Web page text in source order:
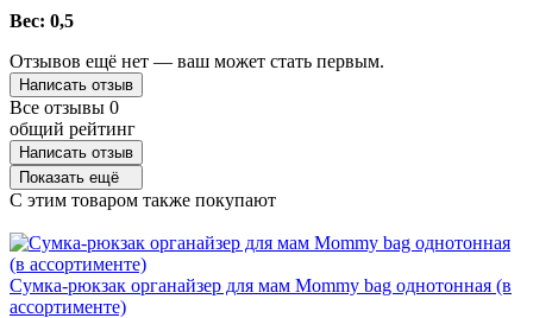
Вес: 0,5
Отзывов ещё нет — ваш может стать первым.
Написать отзыв
Все отзывы 0
общий рейтинг
Написать отзыв
Показать ещё
C этим товаром также покупают
Сумка-рюкзак органайзер для мам Mommy bag однотонная (в
ассортименте)